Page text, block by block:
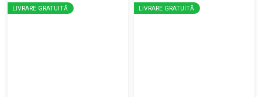
LIVRARE GRATUITĂ LIVRARE GRATUITĂ